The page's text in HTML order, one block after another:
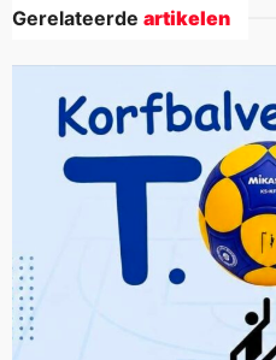
Gerelateerde artikelen